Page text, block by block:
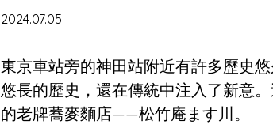
2024.07.05
東京車站旁的神田站附近有許多歷史
悠長的歷史，還在傳統中注入了新意
的老牌蕎麥麵店——松竹庵ます川。